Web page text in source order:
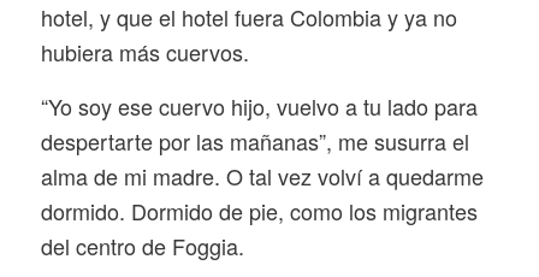
hotel, y que el hotel fuera Colombia y ya no
hubiera más cuervos.
“Yo soy ese cuervo hijo, vuelvo a tu lado para
despertarte por las mañanas”, me susurra el
alma de mi madre. O tal vez volví a quedarme
dormido. Dormido de pie, como los migrantes
del centro de Foggia.